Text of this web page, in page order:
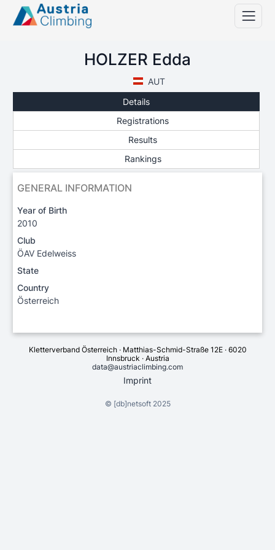
HOLZER Edda
AUT
Details
Registrations
Results
Rankings
GENERAL INFORMATION
Year of Birth
2010
Club
ÖAV Edelweiss
State
Country
Österreich
Kletterverband Österreich · Matthias-Schmid-Straße 12E · 6020
Innsbruck · Austria
data@austriaclimbing.com
Imprint
© [db]netsoft2025